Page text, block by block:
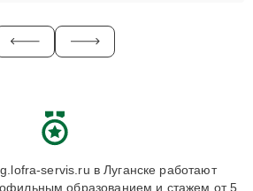
servis.ru в Луганске работают
образованием и стажем от 5